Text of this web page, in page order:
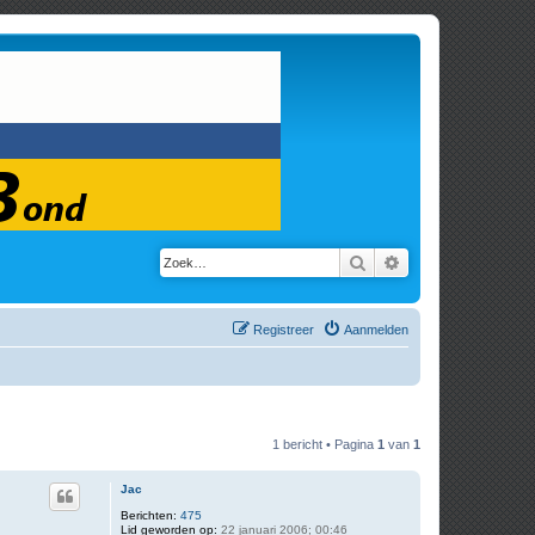
Zoek Uitgebreid zoeken
Aanmelden
Registreer
1 bericht • Pagina 1 van 1
Jac
Berichten: 475
Lid geworden op: 22 januari 2006; 00:46